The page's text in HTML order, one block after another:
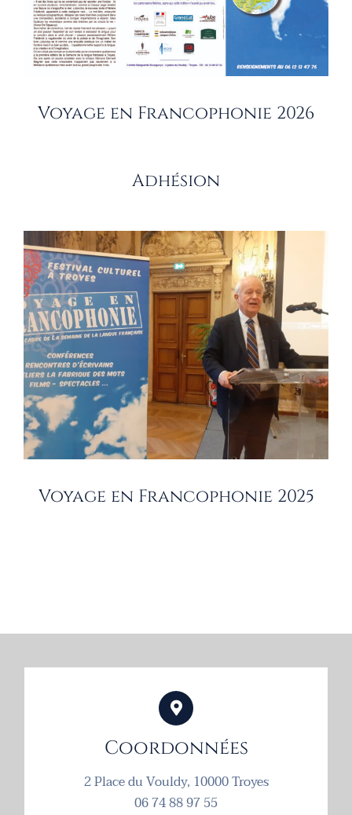
Voyage en Francophonie 2026
Adhésion
Voyage en Francophonie 2025
Coordonnées
2 Place du Vouldy, 10000 Troyes
06 74 88 97 55